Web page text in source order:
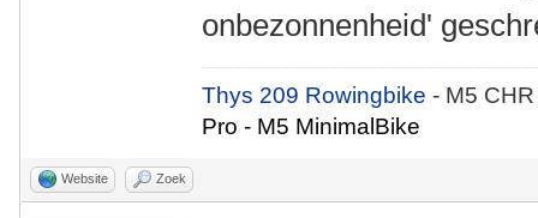
onbezonnenheid'
Thys 209 Rowingbike- M5
Pro - M5 MinimalBike
Website Zoek